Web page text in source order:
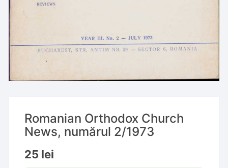
Romanian Orthodox Church
News, numărul 2/1973
25 lei